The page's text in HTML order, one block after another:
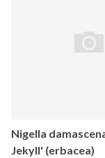
Nigella
Jekyll' (erbacea)